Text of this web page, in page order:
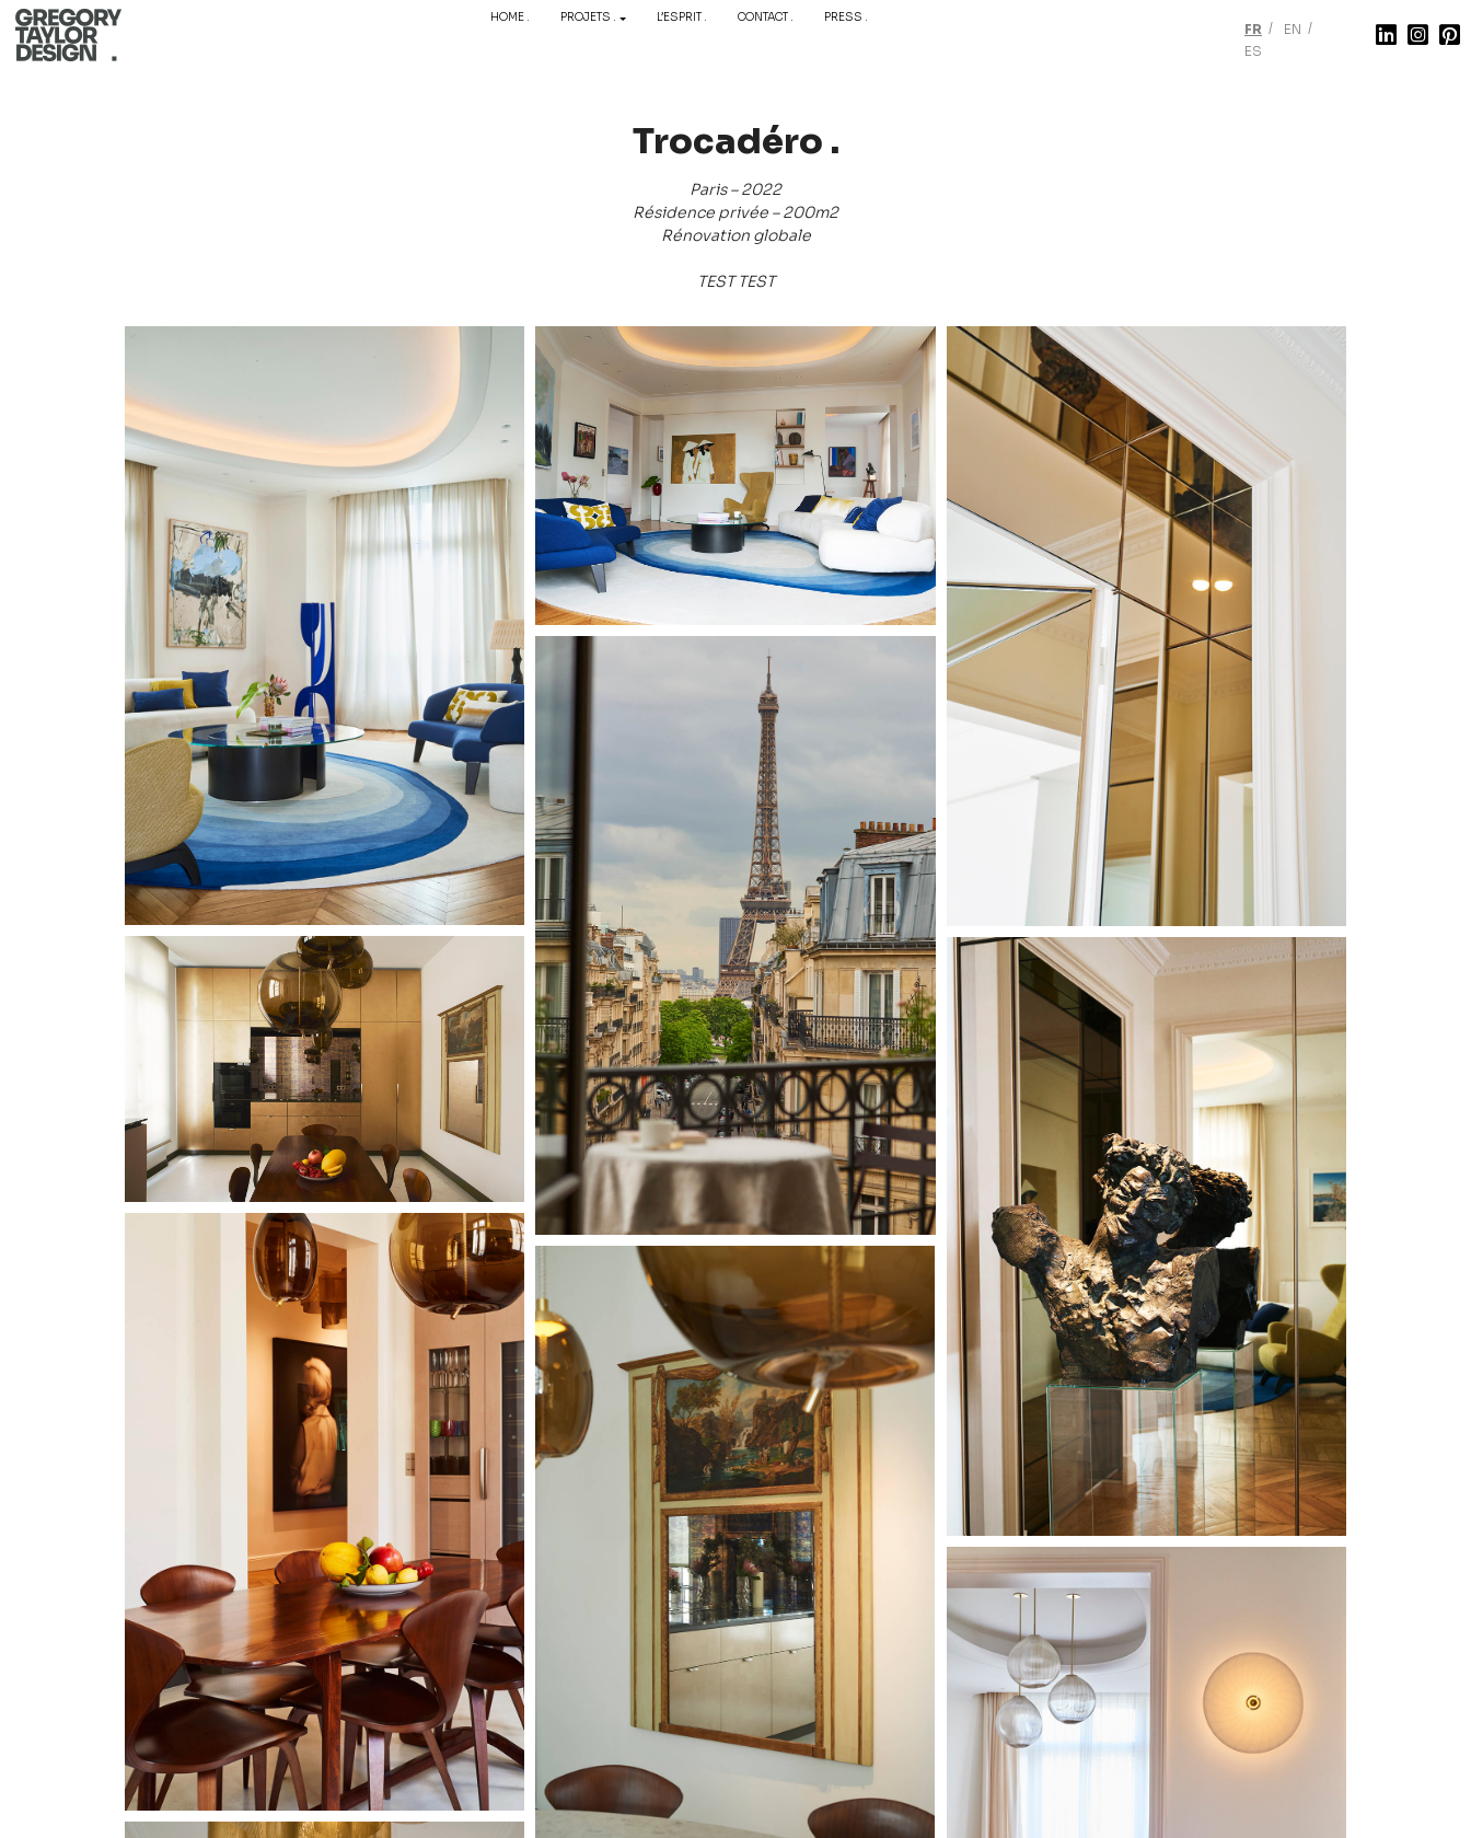
HOME . PROJETS . L’ESPRIT . CONTACT . PRESS .
FR
EN
ES
Trocadéro .
Paris – 2022
Résidence privée – 200m2
Rénovation globale
TEST TEST